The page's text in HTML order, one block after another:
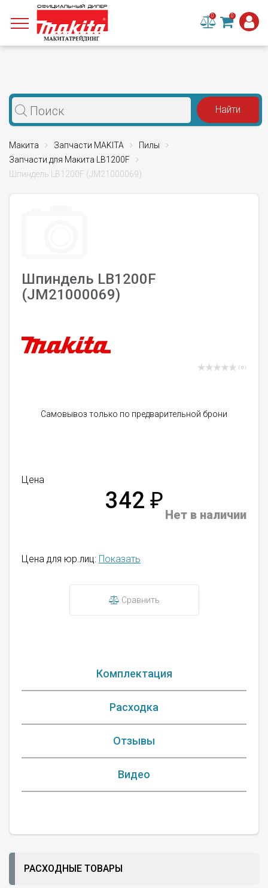
0 0
Макита Запчасти MAKITA
Пилы
Запчасти для Макита LB1200F
Шпиндель LB1200F (JM21000069)
Шпиндель LB1200F
(JM21000069)
( 0 )
Самовывоз только по предварительной брони
Цена
342 ₽
Нет в наличии
Цена для юр.лиц: Показать
Сравнить
Комплектация
Расходка
Отзывы
Видео
РАСХОДНЫЕ ТОВАРЫ